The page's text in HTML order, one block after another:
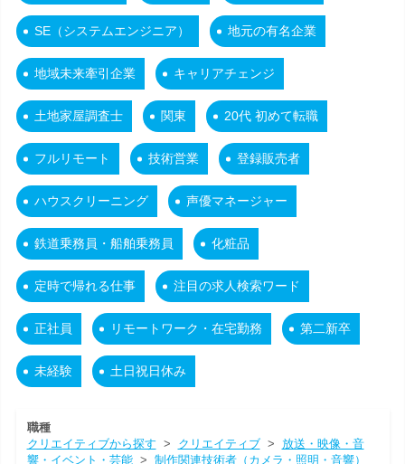
SE（システムエンジニア） 地元の有名企業
地域未来牽引企業 キャリアチェンジ
土地家屋調査士 関東 20代 初めて転職
フルリモート 技術営業 登録販売者
ハウスクリーニング 声優マネージャー
鉄道乗務員・船舶乗務員 化粧品
定時で帰れる仕事 注目の求人検索ワード
正社員 リモートワーク・在宅勤務 第二新卒
未経験 土日祝日休み
職種
クリエイティブから探す > クリエイティブ> 放送・映像・音
響・イベント・芸能> 制作関連技術者（カメラ・照明・音響）